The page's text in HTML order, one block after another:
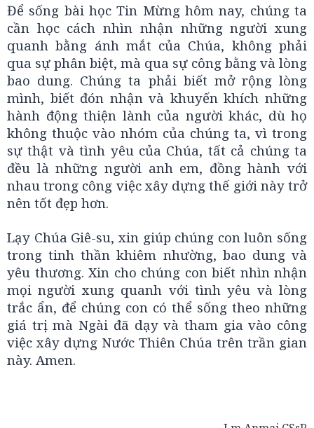
Để sống bài học Tin Mừng hôm nay, chúng ta
cần học cách nhìn nhận những người xung
quanh bằng ánh mắt của Chúa, không phải
qua sự phân biệt, mà qua sự công bằng và lòng
bao dung. Chúng ta phải biết mở rộng lòng
mình, biết đón nhận và khuyến khích những
hành động thiện lành của người khác, dù họ
không thuộc vào nhóm của chúng ta, vì trong
sự thật và tình yêu của Chúa, tất cả chúng ta
đều là những người anh em, đồng hành với
nhau trong công việc xây dựng thế giới này trở
nên tốt đẹp hơn.
Lạy Chúa Giê-su, xin giúp chúng con luôn sống
trong tinh thần khiêm nhường, bao dung và
yêu thương. Xin cho chúng con biết nhìn nhận
mọi người xung quanh với tình yêu và lòng
trắc ẩn, để chúng con có thể sống theo những
giá trị mà Ngài đã dạy và tham gia vào công
việc xây dựng Nước Thiên Chúa trên trần gian
này. Amen.